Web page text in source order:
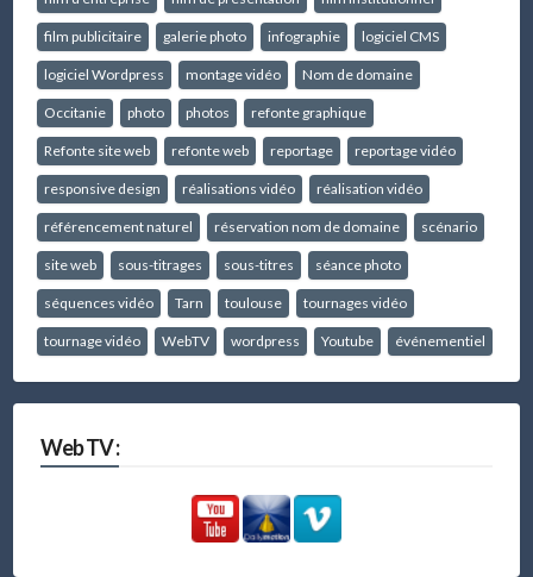
film publicitaire galerie photo infographie logiciel CMS
logiciel Wordpress montage vidéo Nom de domaine
Occitanie photo photos refonte graphique
Refonte site web refonte web reportage reportage vidéo
responsive design réalisations vidéo réalisation vidéo
référencement naturel réservation nom de domaine scénario
site web sous-titrages sous-titres séance photo
séquences vidéo Tarn toulouse tournages vidéo
tournage vidéo WebTV wordpress Youtube événementiel
Web TV :